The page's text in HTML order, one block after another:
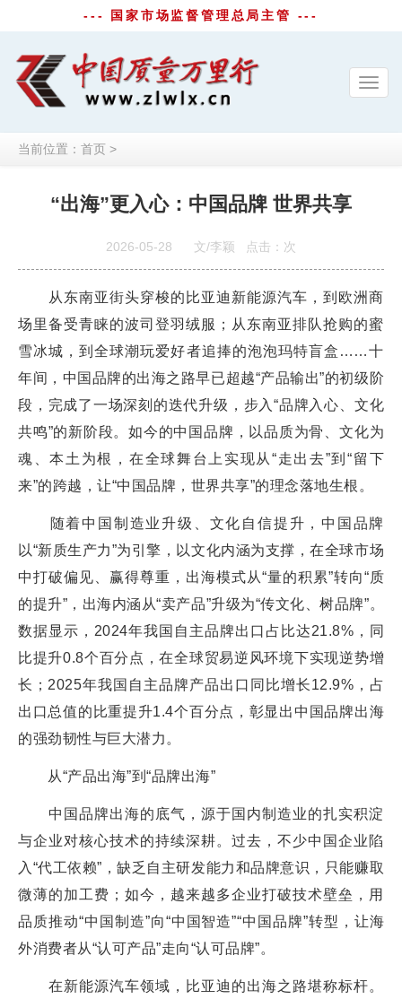
--- 国家市场监督管理总局主管 ---
当前位置： 首页 >
“出海”更入心：中国品牌 世界共享
2026-05-28 文/李颖 点击： 次
从东南亚街头穿梭的比亚迪新能源汽车，到欧洲商
场里备受青睐的波司登羽绒服；从东南亚排队抢购的蜜
雪冰城，到全球潮玩爱好者追捧的泡泡玛特盲盒……十
年间，中国品牌的出海之路早已超越“产品输出”的初级阶
段，完成了一场深刻的迭代升级，步入“品牌入心、文化
共鸣”的新阶段。如今的中国品牌，以品质为骨、文化为
魂、本土为根，在全球舞台上实现从“走出去”到“留下
来”的跨越，让“中国品牌，世界共享”的理念落地生根。
随着中国制造业升级、文化自信提升，中国品牌
以“新质生产力”为引擎，以文化内涵为支撑，在全球市场
中打破偏见、赢得尊重，出海模式从“量的积累”转向“质
的提升”，出海内涵从“卖产品”升级为“传文化、树品牌”。
数据显示，2024年我国自主品牌出口占比达21.8%，同
比提升0.8个百分点，在全球贸易逆风环境下实现逆势增
长；2025年我国自主品牌产品出口同比增长12.9%，占
出口总值的比重提升1.4个百分点，彰显出中国品牌出海
的强劲韧性与巨大潜力。
从“产品出海”到“品牌出海”
中国品牌出海的底气，源于国内制造业的扎实积淀
与企业对核心技术的持续深耕。过去，不少中国企业陷
入“代工依赖”，缺乏自主研发能力和品牌意识，只能赚取
微薄的加工费；如今，越来越多企业打破技术壁垒，用
品质推动“中国制造”向“中国智造”“中国品牌”转型，让海
外消费者从“认可产品”走向“认可品牌”。
在新能源汽车领域，比亚迪的出海之路堪称标杆。